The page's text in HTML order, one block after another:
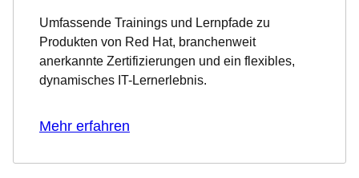
Umfassende Trainings und Lernpfade zu
Produkten von Red Hat, branchenweit
anerkannte Zertifizierungen und ein flexibles,
dynamisches IT-Lernerlebnis.
Mehr erfahren